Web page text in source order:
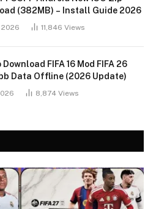
(382MB) – Install Guide 2026
2026 11,846 Views
Download FIFA 16 Mod FIFA 26
Data Offline (2026 Update)
8,874 Views